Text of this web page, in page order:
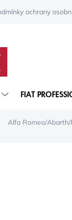
ochrany
FIAT
Alfa Romeo/